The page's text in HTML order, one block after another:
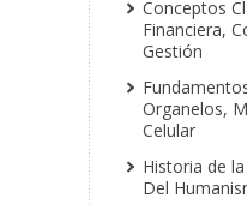
Conceptos
Financiera,
Gestión
Organelos,
Celular
Historia de
Del